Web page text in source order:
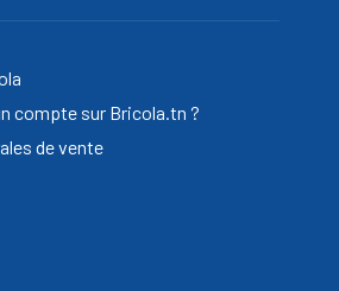
compte sur Bricola.tn ?
de vente